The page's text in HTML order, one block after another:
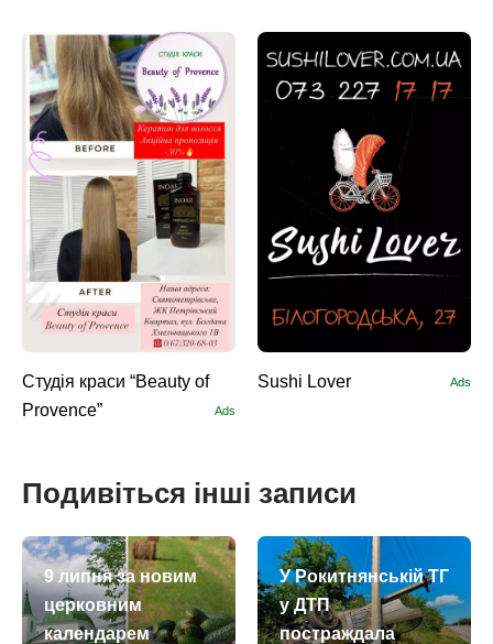
Студія краси “Beauty of
Provence”
Ads
Sushi Lоver Ads
Подивіться інші записи
9 липня за новим
церковним
календарем
У Рокитнянській ТГ
у ДТП
постраждала